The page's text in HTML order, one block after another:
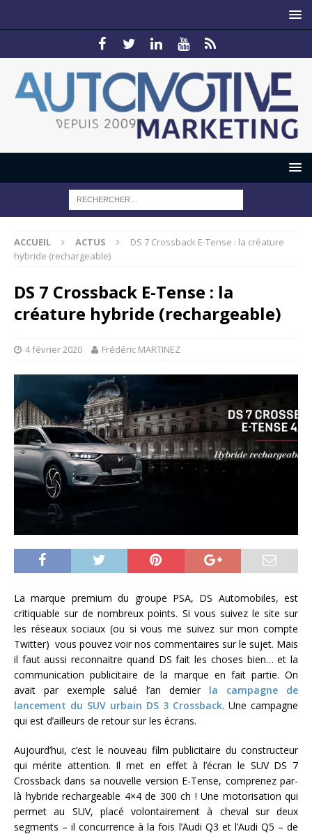
ACCUEIL ACTUS
DS 7 Crossback E-Tense : la créature
hybride (rechargeable)
DS 7 Crossback E-Tense : la
créature hybride (rechargeable)
4 février 2020 Frédéric MARTINEZ
La marque premium du groupe PSA, DS Automobiles, est
critiquable sur de nombreux points. Si vous suivez le site sur
les réseaux sociaux (ou si vous me suivez sur mon compte
Twitter) vous pouvez voir nos commentaires sur le sujet. Mais
il faut aussi reconnaitre quand DS fait les choses bien… et la
communication publicitaire de la marque en fait partie. On
avait par exemple salué l’an dernier la campagne de
lancement du SUV urbain DS 3 Crossback. Une campagne
qui est d’ailleurs de retour sur les écrans.
Aujourd’hui, c’est le nouveau film publicitaire du constructeur
qui mérite attention. Il met en effet à l’écran le SUV DS 7
Crossback dans sa nouvelle version E-Tense, comprenez par-
là hybride rechargeable 4×4 de 300 ch ! Une motorisation qui
permet au SUV, placé volontairement à cheval sur deux
segments – il concurrence à la fois l’Audi Q3 et l’Audi Q5 – de